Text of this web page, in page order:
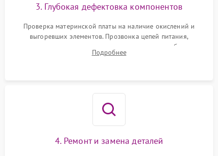
3. Глубокая дефектовка компонентов
Проверка материнской платы на наличие окислений и
выгоревших элементов. Прозвонка цепей питания,
тестирование приводных моторов колес и турбины
всасывания. Оценка состояния оптических и инфракрасных
Подробнее
4. Ремонт и замена деталей